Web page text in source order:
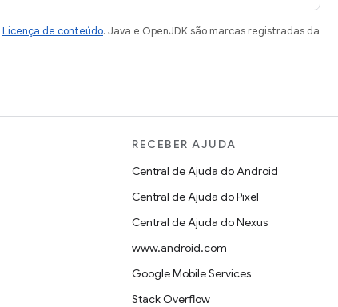
Licença de conteúdo. Java e OpenJDK são marcas registradas da
RECEBER AJUDA
Central de Ajuda do Android
Central de Ajuda do Pixel
Central de Ajuda do Nexus
www.android.com
Google Mobile Services
Stack Overflow